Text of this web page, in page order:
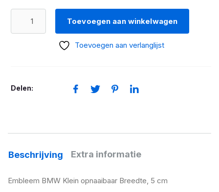
Toevoegen aan winkelwagen
Toevoegen aan verlanglijst
Delen:
Beschrijving Extra informatie
Embleem BMW Klein opnaaibaar Breedte, 5 cm